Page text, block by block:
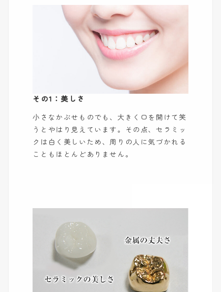
その1：美しさ
小さなかぶせものでも、大きく口を開けて笑
うとやはり見えています。その点、セラミッ
クは白く美しいため、周りの人に気づかれる
こともほとんどありません。